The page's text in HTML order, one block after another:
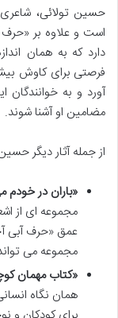
حسین تولائی،
است و علاوه بر «حرف
دارد که به همان
فرصتی برای کاوش
آورد و به
مضامین او آشنا شوند.
از جمله آثار دیگر
«باران در خودم
مجموعه ای از
عمق «حرف آبی
مجموعه می
«کتاب مهمان
همان نگاه